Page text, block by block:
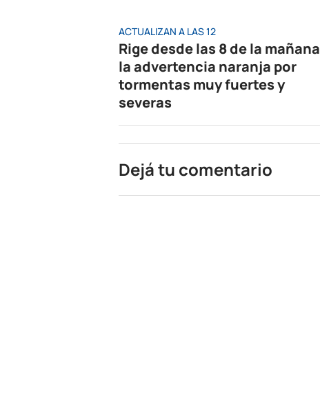
ACTUALIZAN A LAS 12
Rige desde las 8 de la mañana
la advertencia naranja por
tormentas muy fuertes y
severas
Dejá tu comentario